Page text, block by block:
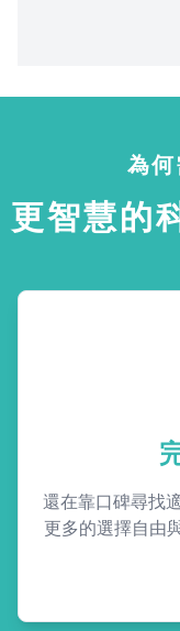
為
更智慧的
還在靠口碑尋找
更多的選擇自由